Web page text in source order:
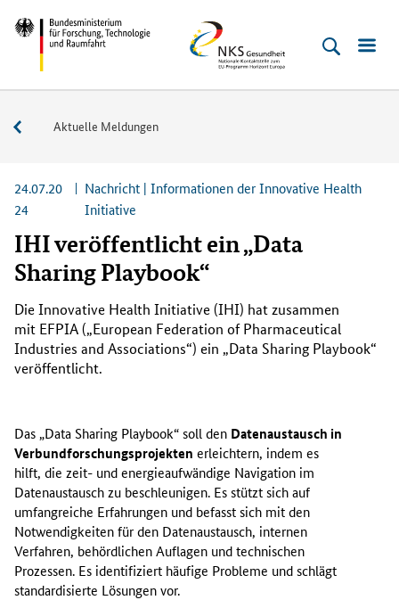
Direkt
zum
Inhalt
(Eingabetaste)
Direkt
zum
Hauptmenu
(Eingabetaste)
Direkt
zur
Suche
(Eingabetaste)
Direkt
zur
Fußleiste
(Enter)
Bundesministerium
und
NKS
Gesundheit
Service
Aktuelle Meldungen
24.07.20
24
Nachricht | Informationen der Innovative Health
Initiative
IHI veröffentlicht ein „Data
Sharing Playbook“
DieInnovative Health Initiative (IHI) hat zusammen
mit EFPIA („European Federation of Pharmaceutical
Industries and Associations“) ein „Data Sharing Playbook“
veröffentlicht.
Das „Data Sharing Playbook“ soll den Datenaustausch in
Verbundforschungsprojekten erleichtern, indem es
hilft, die zeit- und energieaufwändige Navigation im
Datenaustausch zu beschleunigen. Es stützt sich auf
umfangreiche Erfahrungen und befasst sich mit den
Notwendigkeiten für den Datenaustausch, internen
Verfahren, behördlichen Auflagen und technischen
Prozessen. Es identifiziert häufige Probleme und schlägt
standardisierte Lösungen vor.